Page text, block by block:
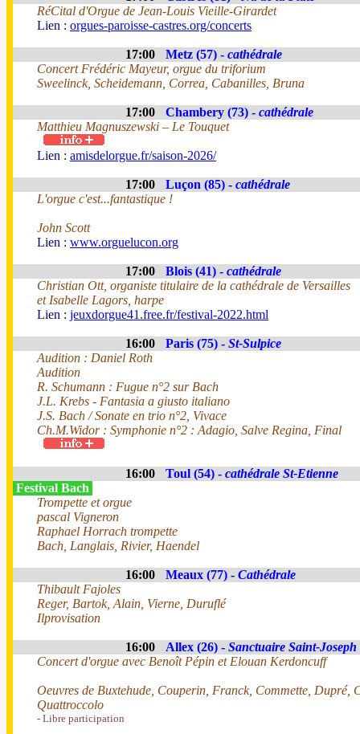
RéCital d'Orgue de Jean-Louis Vieille-Girardet
Lien : orgues-paroisse-castres.org/concerts
17:00 Metz (57) - cathédrale
Concert Frédéric Mayeur, orgue du triforium
Sweelinck, Scheidemann, Correa, Cabanilles, Bruna
17:00 Chambery (73) - cathédrale
Matthieu Magnuszewski – Le Touquet
Lien : amisdelorgue.fr/saison-2026/
17:00 Luçon (85) - cathédrale
L'orgue c'est...fantastique !
John Scott
Lien : www.orguelucon.org
17:00 Blois (41) - cathédrale
Christian Ott, organiste titulaire de la cathédrale de Versailles
et Isabelle Lagors, harpe
Lien : jeuxdorgue41.free.fr/festival-2022.html
16:00 Paris (75) - St-Sulpice
Audition : Daniel Roth
Audition
R. Schumann : Fugue n°2 sur Bach
J.L. Krebs - Fantasia a giusto italiano
J.S. Bach / Sonate en trio n°2, Vivace
Ch.M.Widor : Symphonie n°2 : Adagio, Salve Regina, Final
16:00 Toul (54) - cathédrale St-Etienne
Festival Bach
Trompette et orgue
pascal Vigneron
Raphael Horrach trompette
Bach, Langlais, Rivier, Haendel
16:00 Meaux (77) - Cathédrale
Thibault Fajoles
Reger, Bartok, Alain, Vierne, Duruflé
Ilprovisation
16:00 Allex (26) - Sanctuaire Saint-Joseph
Concert d'orgue avec Benoît Pépin et Elouan Kerdoncuff
Oeuvres de Buxtehude, Couperin, Franck, Commette, Dupré,
Quattroccolo
- Libre participation